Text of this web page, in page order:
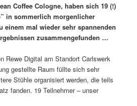
Coffee Cologne, haben sich 19 (!)
in sommerlich morgenlicher
einem mal wieder sehr spannenden
zusammengefunden …
Rewe Digital am Standort Carlswerk
gestellte Raum füllte sich sehr
Stühle organisiert werden, die teils
fanden. 19 Teilnehmer – unser